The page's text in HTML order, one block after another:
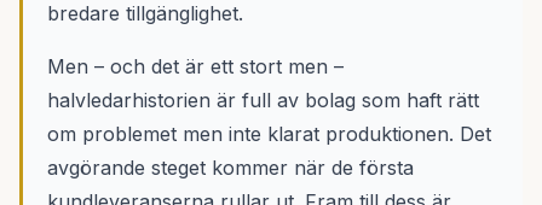
bredare tillgänglighet.
Men – och det är ett stort men –
halvledarhistorien är full av bolag som haft rätt
om problemet men inte klarat produktionen. Det
avgörande steget kommer när de första